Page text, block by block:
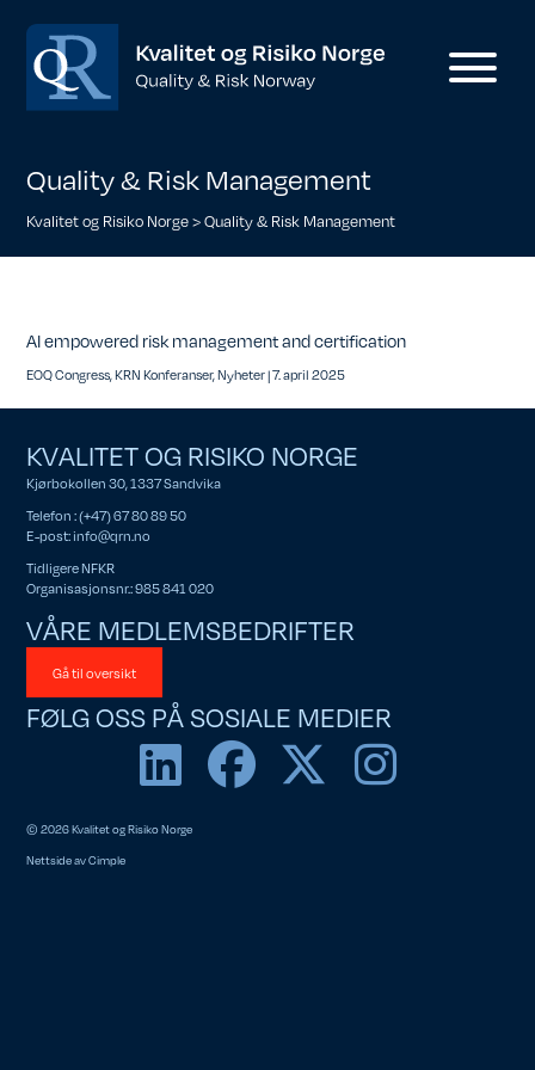
Quality & Risk Management
Kvalitet og Risiko Norge>Quality & Risk Management
AI empowered risk management and certification
EOQ Congress,KRN Konferanser,Nyheter|7. april 2025
KVALITET OG RISIKO NORGE
Kjørbokollen 30, 1337 Sandvika
Telefon : (+47) 67 80 89 50
E-post:info@qrn.no
Tidligere NFKR
Organisasjonsnr.: 985 841 020
VÅRE MEDLEMSBEDRIFTER
Gå til oversikt
FØLG OSS PÅ SOSIALE MEDIER
© 2026 Kvalitet og Risiko Norge
Nettside avCimple